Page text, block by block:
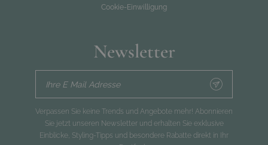
Cookie-Einwilligung
Newsletter
Ihre E Mail Adresse
Verpassen Sie keine Trends und Angebote mehr! Abonnieren
Sie jetzt unseren Newsletter und erhalten Sie exklusive
Einblicke, Styling-Tipps und besondere Rabatte direkt in Ihr